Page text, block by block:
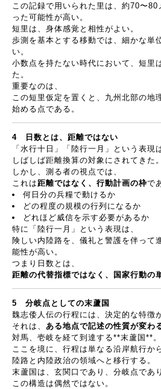
この記録で用いられた里は、約70〜80
った可能性が高い。
短里は、身体感覚と相性がよい。
歩測を基本とする移動では、細かな単
い。
小数点を持たない時代において、短里
た。
重要なのは、
この短里仮定を置くと、九州北部の地
始める点である。
4 日数とは、距離ではない
「水行十日」「陸行一月」という表現
しばしば距離換算の対象にされてきた。
しかし、測る者の視点では、
これは 距離ではなく、行動計画の枠で
何日分の兵糧で動けるか
どの程度の規模の行列になるか
どれほど威信を示す必要があるか
特に「陸行一月」という表現は、
険しい内陸路を、儀礼と警護を伴って
能性が高い。
つまり日数とは、
距離の代替指標ではなく、国家行動の
5 分岐点としての末蘆国
魏志倭人伝の行程には、決定的な特徴
それは、 ある地点で記述の性質が変わ
対馬、壱岐を経て到達する**末蘆国** 。
ここを境に、行程は単なる沿岸航行か
陸路と内陸政治の領域へと移行する。
末蘆国は、玄関口であり、分岐点であ
この構造は偶然ではない。